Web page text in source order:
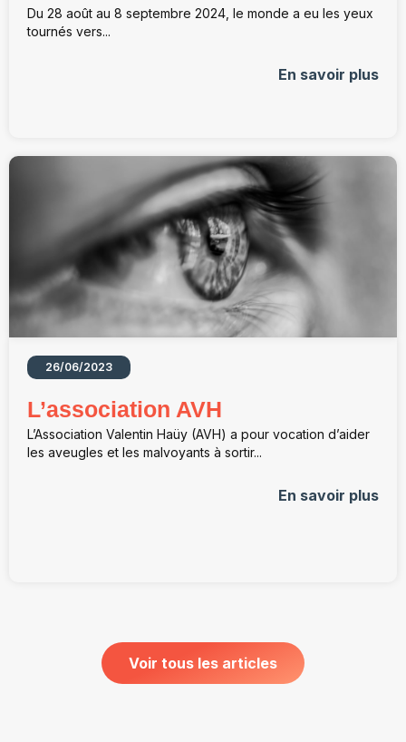
Du 28 août au 8 septembre 2024, le monde a eu les yeux
tournés vers...
En savoir plus
26/06/2023
L’association AVH
L’Association Valentin Haüy (AVH) a pour vocation d’aider
les aveugles et les malvoyants à sortir...
En savoir plus
Voir tous les articles